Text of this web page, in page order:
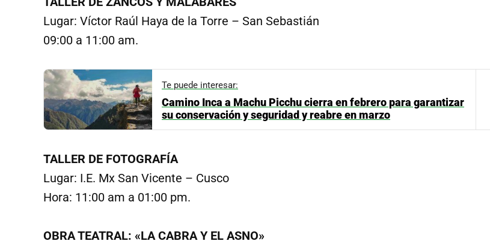
Lugar: Víctor Raúl Haya de la Torre – San Sebastián
09:00 a 11:00 am.
Te puede interesar:
Camino Inca a Machu Picchu cierra en febrero para garantizar
su conservación y seguridad y reabre en marzo
TALLER DE FOTOGRAFÍA
Lugar: I.E. Mx San Vicente – Cusco
Hora: 11:00 am a 01:00 pm.
OBRA TEATRAL: «LA CABRA Y EL ASNO»